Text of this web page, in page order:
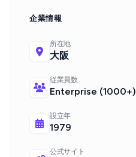
企業情報
所在地
大阪
従業員数
Enterprise (1000+)
設立年
1979
公式サイト